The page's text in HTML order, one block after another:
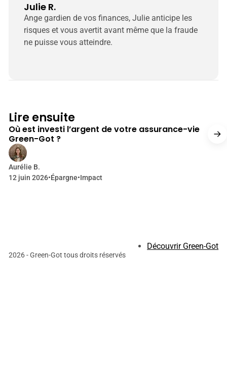
Julie R.
Ange gardien de vos finances, Julie anticipe les
risques et vous avertit avant même que la fraude
ne puisse vous atteindre.
Lire ensuite
Où est investi l’argent de votre assurance-vie
Green-Got ?
Aurélie B.
12 juin 2026•Épargne•Impact
2026 - Green-Got tous droits réservés
Découvrir Green-Got